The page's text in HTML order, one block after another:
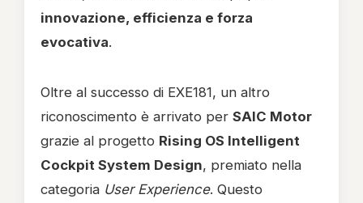
innovazione, efficienza e forza
evocativa.
Oltre al successo di EXE181, un altro
riconoscimento è arrivato per SAIC Motor
grazie al progetto Rising OS Intelligent
Cockpit System Design, premiato nella
categoria User Experience. Questo